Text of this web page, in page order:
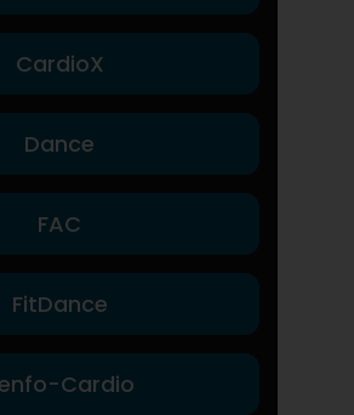
CardioX
Dance
FAC
FitDance
Cardio